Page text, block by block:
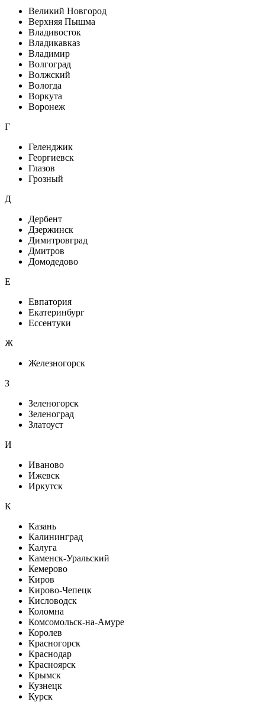
Великий Новгород
Верхняя Пышма
Владивосток
Владикавказ
Владимир
Волгоград
Волжский
Вологда
Воркута
Воронеж
Г
Геленджик
Георгиевск
Глазов
Грозный
Д
Дербент
Дзержинск
Димитровград
Дмитров
Домодедово
Е
Евпатория
Екатеринбург
Ессентуки
Ж
Железногорск
З
Зеленогорск
Зеленоград
Златоуст
И
Иваново
Ижевск
Иркутск
К
Казань
Калининград
Калуга
Каменск-Уральский
Кемерово
Киров
Кирово-Чепецк
Кисловодск
Коломна
Комсомольск-на-Амуре
Королев
Красногорск
Краснодар
Красноярск
Крымск
Кузнецк
Курск